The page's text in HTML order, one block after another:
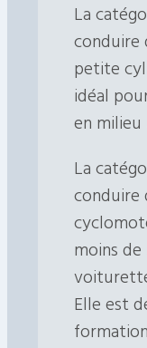
La
conduire
petite
idéal
en milieu
La
conduire
moins
Elle est